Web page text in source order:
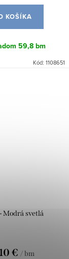
KOŠÍKA
59,8 bm
Kód: 1108651
Modrá svetlá
€ / bm